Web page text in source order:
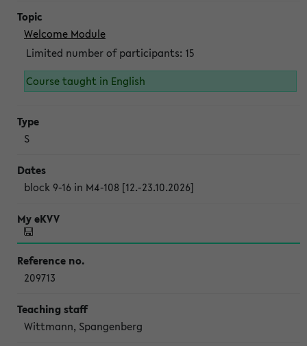
Welcome Module
Limited number of participants: 15
Course taught in English
S
block 9-16 in M4-108 [12.-23.10.2026]
209713
Wittmann, Spangenberg